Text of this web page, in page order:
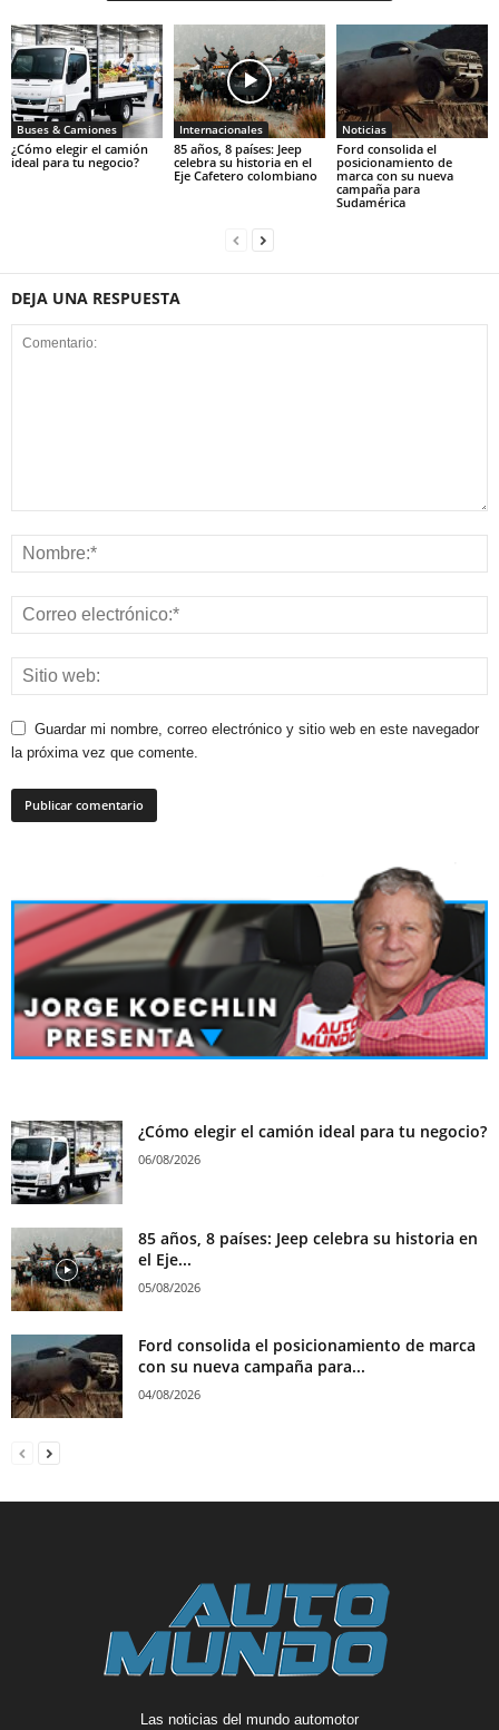
Buses & Camiones
¿Cómo elegir el camión
ideal para tu negocio?
Internacionales
85 años, 8 países: Jeep
celebra su historia en el
Eje Cafetero colombiano
Noticias
Ford consolida el
posicionamiento de
marca con su nueva
campaña para
Sudamérica
DEJA UNA RESPUESTA
Guardar mi nombre, correo electrónico y sitio web en este navegador
la próxima vez que comente.
¿Cómo elegir el camión ideal para tu negocio?
06/08/2026
85 años, 8 países: Jeep celebra su historia en
el Eje...
05/08/2026
Ford consolida el posicionamiento de marca
con su nueva campaña para...
04/08/2026
Las noticias del mundo automotor